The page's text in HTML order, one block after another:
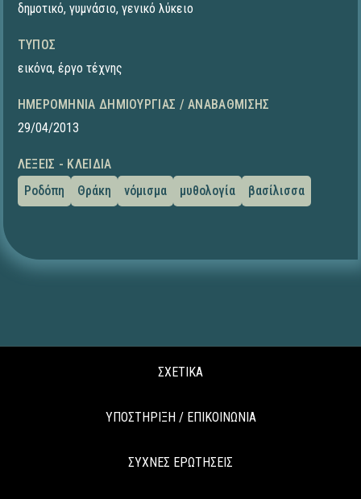
δημοτικό, γυμνάσιο, γενικό λύκειο
ΤΎΠΟΣ
εικόνα, έργο τέχνης
ΗΜΕΡΟΜΗΝΊΑ ΔΗΜΙΟΥΡΓΊΑΣ / ΑΝΑΒΆΘΜΙΣΗΣ
29/04/2013
ΛΈΞΕΙΣ - ΚΛΕΙΔΙΆ
Ροδόπη
Θράκη νόμισμα μυθολογία βασίλισσα
ΣΧΕΤΙΚΑ
ΥΠΟΣΤΗΡΙΞΗ / ΕΠΙΚΟΙΝΩΝΙΑ
ΣΥΧΝΕΣ ΕΡΩΤΗΣΕΙΣ